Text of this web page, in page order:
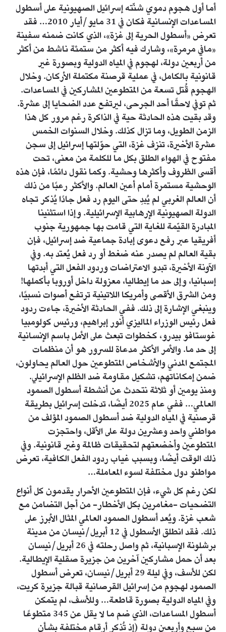
أما أول هجوم دموي شنّته إسرائيل الصهيونية على أسطول
المساعدات الإنسانية فكان في 31 مايو/أيار 2010… فقد
تعرض «أسطول الحرية إلى غزة»، الذي كانت ضمنه سفينة
«مافي مرمرة»، وشارك فيه أكثر من ستمئة ناشط من أكثر
من أربعين دولة، لهجوم في المياه الدولية وبصورة غير
قانونية بالكامل، في عملية قرصنة مكتملة الأركان. وخلال
الهجوم قُتل تسعة من المتطوعين المشاركين في المساعدات.
ثم توفي لاحقًا أحد الجرحى، ليرتفع عدد الضحايا إلى عشرة.
وقد بقيت هذه الحادثة حية في الذاكرة رغم مرور كل هذا
الزمن الطويل، وما تزال كذلك. وخلال السنوات الخمس
عشرة الأخيرة، تنزف غزة، التي حوّلتها إسرائيل إلى سجن
مفتوح في الهواء الطلق بكل ما للكلمة من معنى، تحت
أقسى الظروف وأكثرها وحشية. وكما نقول دائمًا، فإن هذه
الوحشية مستمرة أمام أعين العالم. والأكثر رعبًا من ذلك
أن العالم الغربي لم يُبدِ حتى اليوم رد فعل جادًا يُذكر تجاه
الدولة الصهيونية الإرهابية الإسرائيلية. وإذا استثنينا
المبادرة القيّمة للغاية التي قامت بها جمهورية جنوب
أفريقيا عبر رفع دعوى إبادة جماعية ضد إسرائيل، فإن
بقية العالم لم يصدر عنه ضغط أو رد فعل يُعتد به. وفي
الآونة الأخيرة، تبدو الاعتراضات وردود الفعل التي أبدتها
إسبانيا، وإلى حد ما إيطاليا، معزولة داخل أوروبا بأكملها!
ومن الشرق الأقصى وأمريكا اللاتينية ترتفع أصوات نسبيًا،
وينبغي الإشارة إلى ذلك. ففي الحادثة الأخيرة، جاءت ردود
فعل رئيس الوزراء الماليزي أنور إبراهيم، ورئيس كولومبيا
غوستافو بيدرو، كخطوات تبعث على الأمل باسم الإنسانية
إلى حد ما. والأمر الأكثر مدعاة للسرور هو أن منظمات
المجتمع المدني والأشخاص المتطوعين حول العالم يحاولون،
ضمن إمكاناتهم، تشكيل مقاومة ضد الظلم الإسرائيلي.
ومنذ يومين أو ثلاثة نتحدث عن أنشطة أسطول الصمود
العالمي… ففي عام 2025 أيضًا، تدخلت إسرائيل بطريقة
قرصنية في المياه الدولية ضد أسطول الصمود المؤلف من
مواطني واحد وعشرين دولة على الأقل، واحتجزت
المتطوعين وأخضعتهم لتحقيقات ظالمة وغير قانونية. وفي
ذلك الوقت أيضًا، وبسبب غياب ردود الفعل الكافية، تعرض
مواطنو دول مختلفة لسوء المعاملة…
لكن رغم كل شيء، فإن المتطوعين الأحرار يقدمون كل أنواع
التضحيات -مغامرين بكل الأخطار- من أجل التضامن مع
شعب غزة. ويُعد أسطول الصمود العالمي المثال الأبرز على
ذلك. فقد انطلق الأسطول في 12 أبريل/نيسان من مدينة
برشلونة الإسبانية، ثم واصل رحلته في 26 أبريل/نيسان
بعد أن حمل مشاركين آخرين من جزيرة صقلية الإيطالية.
لكن للأسف، وفي ليلة 29 أبريل/نيسان، تعرض أسطول
الصمود لهجوم من إسرائيل القرصانية قبالة جزيرة كريت،
وفي المياه الدولية بصورة قاطعة… وللأسف، لم يتمكن
أسطول المساعدات، الذي ضم ما لا يقل عن 345 متطوعًا
من سبع وأربعين دولة (إذ تُذكر أرقام مختلفة بشأن